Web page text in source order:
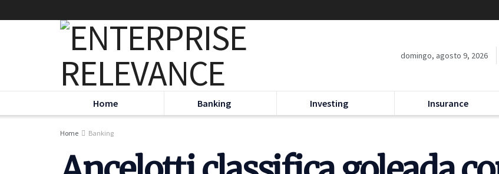
domingo, agosto 9, 2026
Home Banking Investing Insurance
Home Banking